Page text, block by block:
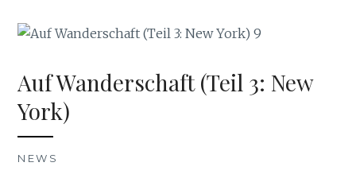
Auf Wanderschaft (Teil 3: New
York)
NEWS